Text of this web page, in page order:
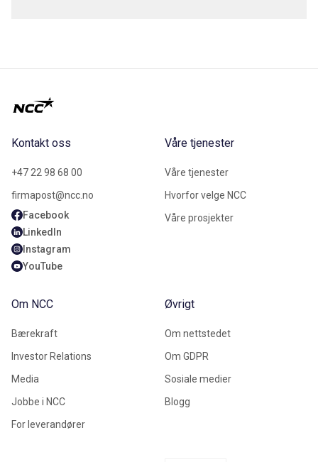
Kontakt oss
+47 22 98 68 00
firmapost@ncc.no
Facebook
LinkedIn
Instagram
YouTube
Våre tjenester
Våre tjenester
Hvorfor velge NCC
Våre prosjekter
Om NCC
Bærekraft
Investor Relations
Media
Jobbe i NCC
For leverandører
Øvrigt
Om nettstedet
Om GDPR
Sosiale medier
Blogg